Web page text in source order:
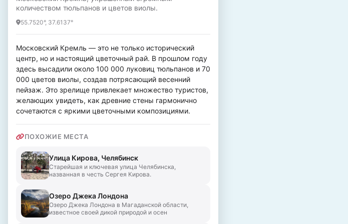
количеством тюльпанов и цветов виолы.
55.7520°, 37.6137°
Московский Кремль — это не только исторический
центр, но и настоящий цветочный рай. В прошлом году
здесь высадили около 100 000 луковиц тюльпанов и 70
000 цветов виолы, создав потрясающий весенний
пейзаж. Это зрелище привлекает множество туристов,
желающих увидеть, как древние стены гармонично
сочетаются с яркими цветочными композициями.
ПОХОЖИЕ МЕСТА
Улица Кирова, Челябинск
Старейшая и ключевая улица Челябинска,
названная в честь Сергея Кирова.
Озеро Джека Лондона
Озеро Джека Лондона в Магаданской области,
известное своей дикой природой и осен